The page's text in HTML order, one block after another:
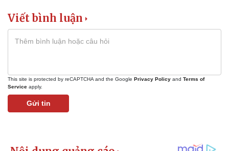
Viết bình luận
This site is protected by reCAPTCHA and the Google Privacy Policy and Terms of
Service apply.
Gửi tin